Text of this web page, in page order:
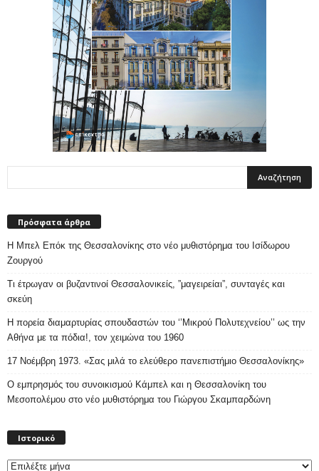
Πρόσφατα άρθρα
Η Μπελ Επόκ της Θεσσαλονίκης στο νέο μυθιστόρημα του Ισίδωρου
Ζουργού
Τι έτρωγαν οι βυζαντινοί Θεσσαλονικείς, ”μαγειρείαι”, συνταγές και
σκεύη
Η πορεία διαμαρτυρίας σπουδαστών του ‘’Μικρού Πολυτεχνείου’’ ως την
Αθήνα με τα πόδια!, τον χειμώνα του 1960
17 Νοέμβρη 1973. «Σας μιλά το ελεύθερο πανεπιστήμιο Θεσσαλονίκης»
Ο εμπρησμός του συνοικισμού Κάμπελ και η Θεσσαλονίκη του
Μεσοπολέμου στο νέο μυθιστόρημα του Γιώργου Σκαμπαρδώνη
Ιστορικό